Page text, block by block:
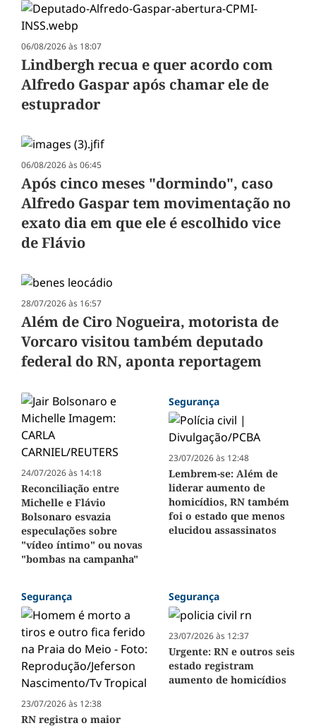
06/08/2026 às 18:07
Lindbergh recua e quer acordo com
Alfredo Gaspar após chamar ele de
estuprador
06/08/2026 às 06:45
Após cinco meses "dormindo", caso
Alfredo Gaspar tem movimentação no
exato dia em que ele é escolhido vice
de Flávio
28/07/2026 às 16:57
Além de Ciro Nogueira, motorista de
Vorcaro visitou também deputado
federal do RN, aponta reportagem
24/07/2026 às 14:18
Reconciliação entre
Michelle e Flávio
Bolsonaro esvazia
especulações sobre
"vídeo íntimo" ou novas
"bombas na campanha"
Segurança
23/07/2026 às 12:48
Lembrem-se: Além de
liderar aumento de
homicídios, RN também
foi o estado que menos
elucidou assassinatos
Segurança
23/07/2026 às 12:38
RN registra o maior
Segurança
23/07/2026 às 12:37
Urgente: RN e outros seis
estado registram
aumento de homicídios